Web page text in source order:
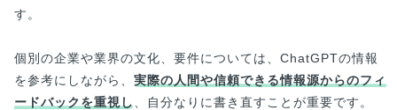
す。
個別の企業や業界の文化、要件については、ChatGPTの情報
を参考にしながら、 実際の人間や信頼できる情報源からのフィ
ードバックを重視し
、自分なりに書き直すことが重要です。